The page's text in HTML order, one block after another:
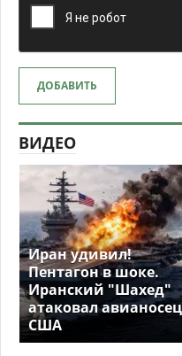
ДОБАВИТЬ
ВИДЕО
Иран удивил!
Пентагон в шоке.
Иранский "Шахед"
атаковал авианосец
США